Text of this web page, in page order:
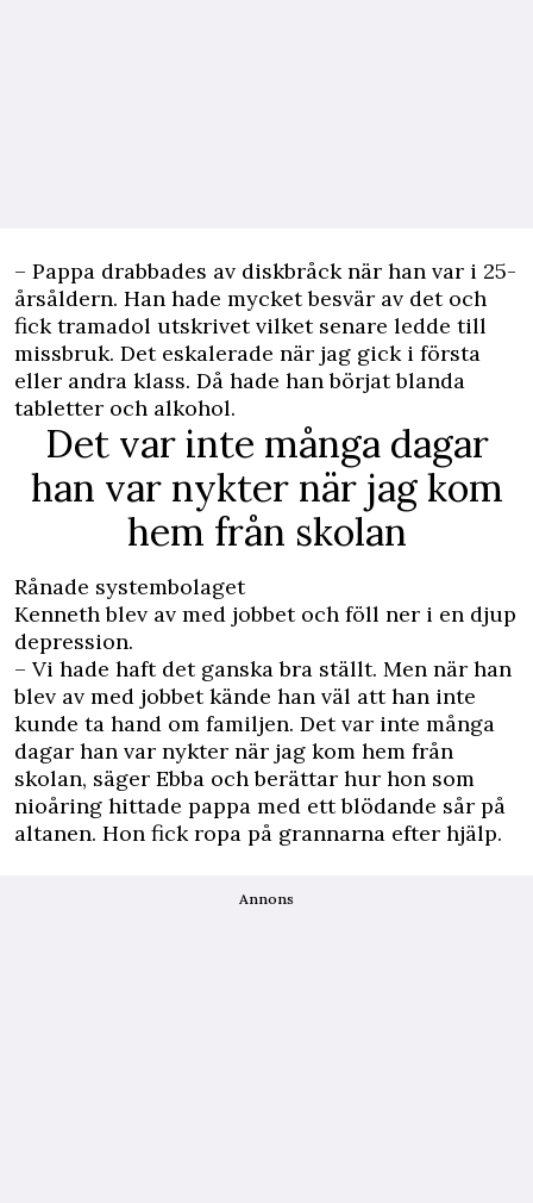
– Pappa drabbades av diskbråck när han var i 25-
årsåldern. Han hade mycket besvär av det och
fick tramadol utskrivet vilket senare ledde till
missbruk. Det eskalerade när jag gick i första
eller andra klass. Då hade han börjat blanda
tabletter och alkohol.
Det var inte många dagar
han var nykter när jag kom
hem från skolan
Rånade systembolaget
Kenneth blev av med jobbet och föll ner i en djup
depression.
– Vi hade haft det ganska bra ställt. Men när han
blev av med jobbet kände han väl att han inte
kunde ta hand om familjen. Det var inte många
dagar han var nykter när jag kom hem från
skolan, säger Ebba och berättar hur hon som
nioåring hittade pappa med ett blödande sår på
altanen. Hon fick ropa på grannarna efter hjälp.
Annons